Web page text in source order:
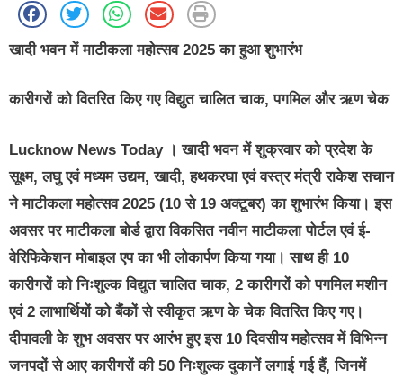
खादी भवन में माटीकला महोत्सव 2025 का हुआ शुभारंभ
कारीगरों को वितरित किए गए विद्युत चालित चाक, पगमिल और ऋण चेक
Lucknow News Today। खादी भवन में शुक्रवार को प्रदेश के
सूक्ष्म, लघु एवं मध्यम उद्यम, खादी, हथकरघा एवं वस्त्र मंत्री राकेश सचान
ने माटीकला महोत्सव 2025 (10 से 19 अक्टूबर) का शुभारंभ किया। इस
अवसर पर माटीकला बोर्ड द्वारा विकसित नवीन माटीकला पोर्टल एवं ई-
वेरिफिकेशन मोबाइल एप का भी लोकार्पण किया गया। साथ ही 10
कारीगरों को निःशुल्क विद्युत चालित चाक, 2 कारीगरों को पगमिल मशीन
एवं 2 लाभार्थियों को बैंकों से स्वीकृत ऋण के चेक वितरित किए गए।
दीपावली के शुभ अवसर पर आरंभ हुए इस 10 दिवसीय महोत्सव में विभिन्न
जनपदों से आए कारीगरों की 50 निःशुल्क दुकानें लगाई गई हैं, जिनमें